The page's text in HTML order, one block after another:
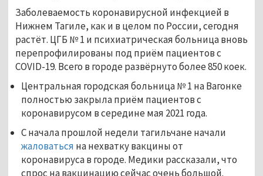
Заболеваемость коронавирусной инфекцией в
Нижнем Тагиле, как и в целом по России, сегодня
растёт. ЦГБ № 1 и психиатрическая больница вновь
перепрофилированы под приём пациентов с
COVID-19. Всего в городе развёрнуто более 850 коек.
Центральная городская больница № 1 на Вагонке
полностью закрыла приём пациентов с
коронавирусом в середине мая 2021 года.
С начала прошлой недели тагильчане начали
жаловаться на нехватку вакцины от
коронавируса в городе. Медики рассказали, что
спрос на вакцинацию сейчас очень большой.